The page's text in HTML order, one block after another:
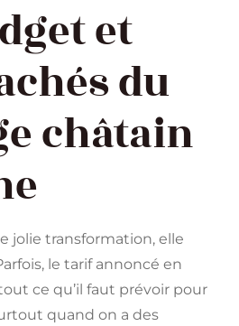
et
du
châtain
jolie transformation, elle
le tarif annoncé en
ce qu’il faut prévoir pour
quand on a des